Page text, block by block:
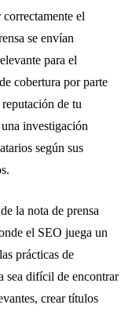
el
se envían
para el
cobertura por parte
de tu
investigación
según sus
la nota de prensa
el SEO juega un
prácticas de
sea difícil de encontrar
crear títulos